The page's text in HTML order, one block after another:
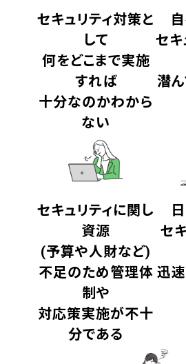
セキュリティ対策と
して
何をどこまで実施
すれば
十分なのかわから
ない
セキ
潜
セキュリティに関し
資源
(予算や人財など)
不足のため管理体
制や
対応策実施が不十
分である
セ
迅